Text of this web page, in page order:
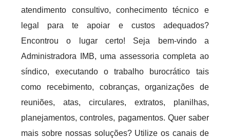
atendimento consultivo, conhecimento técnico e
legal para te apoiar e custos adequados?
Encontrou o lugar certo! Seja bem-vindo a
Administradora IMB, uma assessoria completa ao
síndico, executando o trabalho burocrático tais
como recebimento, cobranças, organizações de
reuniões, atas, circulares, extratos, planilhas,
planejamentos, controles, pagamentos. Quer saber
mais sobre nossas soluções? Utilize os canais de